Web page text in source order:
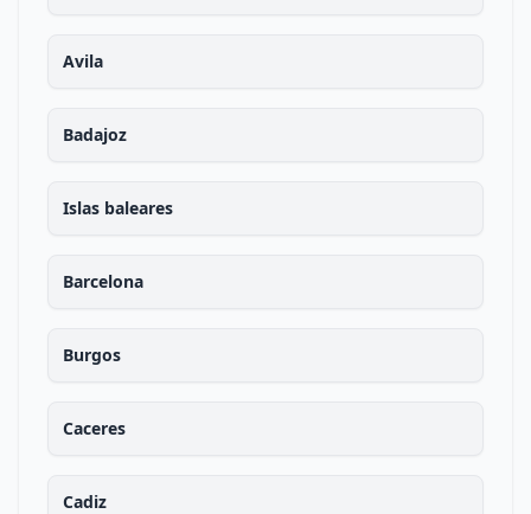
Avila
Badajoz
Islas baleares
Barcelona
Burgos
Caceres
Cadiz